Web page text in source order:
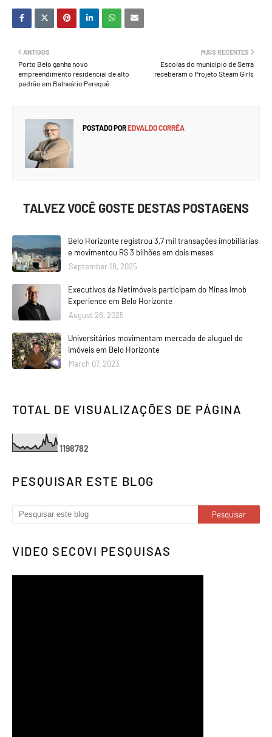
MAIS RECENTES
Escolas do município de Serra
receberam o Projeto Steam Girls
ANTIGOS
Porto Belo ganha novo
empreendimento residencial de alto
padrão em Balneário Perequê
POSTADO POREDVALDO CORRÊA
TALVEZ VOCÊ GOSTE DESTAS POSTAGENS
Belo Horizonte registrou 3,7 mil transações imobiliárias
e movimentou R$ 3 bilhões em dois meses
September 18, 2025
Executivos da Netimóveis participam do Minas Imob
Experience em Belo Horizonte
August 26, 2025
Universitários movimentam mercado de aluguel de
imóveis em Belo Horizonte
March 07, 2023
TOTAL DE VISUALIZAÇÕES DE PÁGINA
1198782
PESQUISAR ESTE BLOG
VIDEO SECOVI PESQUISAS